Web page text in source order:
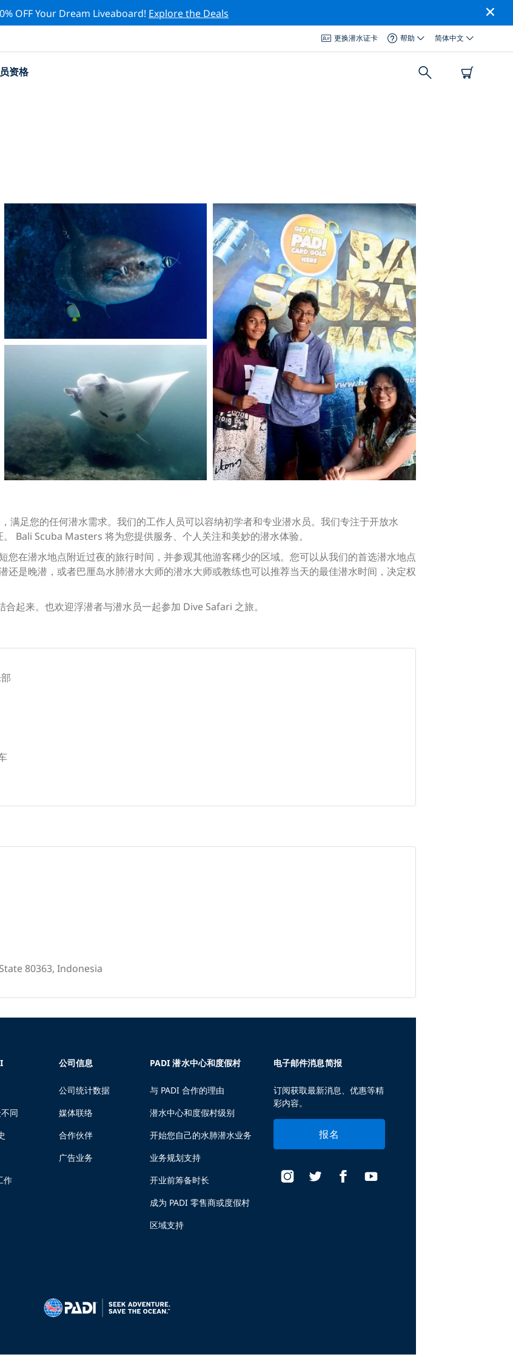
OFF Your Dream Liveaboard! Explore the Deals
更换潜水证卡 帮助 简体中文
资格
满足您的任何潜水需求。我们的工作人员可以容纳初学者和专业潜水员。我们专注于开放水
Bali Scuba Masters 将为您提供服务、个人关注和美妙的潜水体验。
您在潜水地点附近过夜的旅行时间，并参观其他游客稀少的区域。您可以从我们的首选潜水地点
还是晚潜，或者巴厘岛水肺潜水大师的潜水大师或教练也可以推荐当天的最佳潜水时间，决定权
起来。也欢迎浮潜者与潜水员一起参加 Dive Safari 之旅。
80363, Indonesia
同
作
公司信息
公司统计数据
媒体联络
合作伙伴
广告业务
PADI 潜水中心和度假村
与 PADI 合作的理由
潜水中心和度假村级别
开始您自己的水肺潜水业务
业务规划支持
开业前筹备时长
成为 PADI 零售商或度假村
区域支持
电子邮件消息简报
订阅获取最新消息、优惠等精
彩内容。
报名